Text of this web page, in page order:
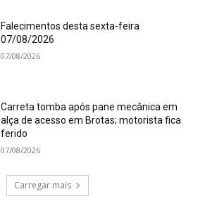
Falecimentos desta sexta-feira
07/08/2026
07/08/2026
Carreta tomba após pane mecânica em
alça de acesso em Brotas; motorista fica
ferido
07/08/2026
Carregar mais